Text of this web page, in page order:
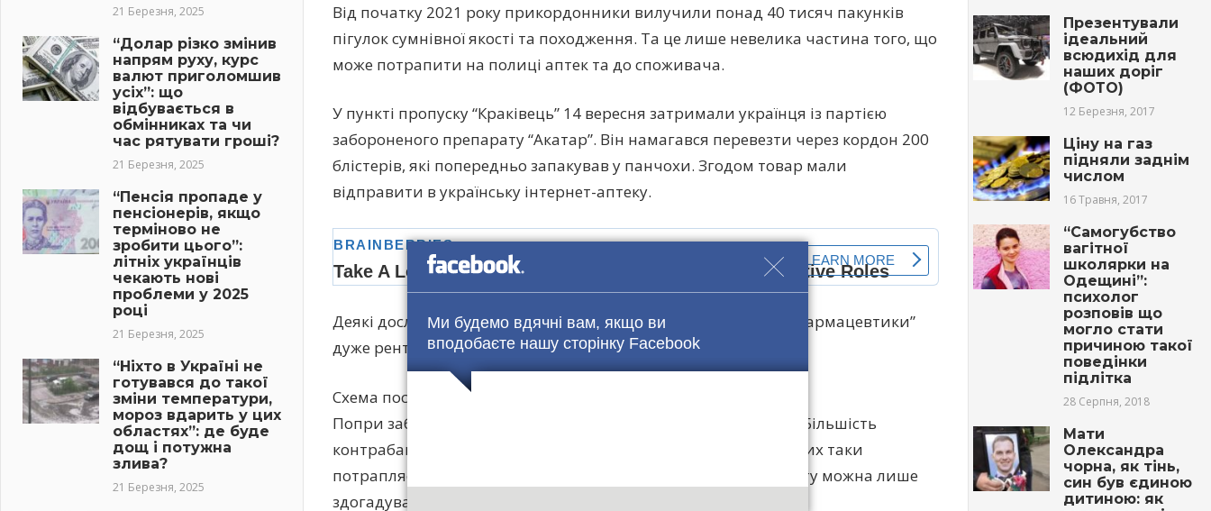
Ми будемо вдячні вам, якщо ви
вподобаєте нашу сторінку Facebook
Від початку 2021 року прикордонники вилучили понад 40 тисяч пакунків
пігулок сумнівної якості та походження. Та це лише невелика частина того, що
може потрапити на полиці аптек та до споживача.
У пункті пропуску “Краківець” 14 вересня затримали українця із партією
забороненого препарату “Акатар”. Він намагався перевезти через кордон 200
блістерів, які попередньо запакував у панчохи. Згодом товар мали
відправити в українську інтернет-аптеку.
Деякі дослідники цієї сфери переконують, що ринок “чорної фармацевтики”
дуже рентабельний. Інколи вона може сягати 2 000%.
Схема постачання ліків з Росії
Попри заборону, купити сумнівні ліки в Україні дуже просто. Більшість
контрабандних ліків – незареєстрованих та навіть підроблених таки
потрапляє в аптеки. Про точні обсяги медичного фальсифікату можна лише
здогадуватися.
21 Березня, 2025
“Долар різко змінив
напрям руху, курс
валют приголомшив
усіх”: що
відбувається в
обмінниках та чи
час рятувати гроші?
21 Березня, 2025
“Пенсія пропаде у
пенсіонерів, якщо
терміново не
зробити цього”:
літніх українців
чекають нові
проблеми у 2025
році
21 Березня, 2025
“Ніхто в Україні не
готувався до такої
зміни температури,
мороз вдарить у цих
областях”: де буде
дощ і потужна
злива?
21 Березня, 2025
Презентували
ідеальний
всюдихід для
наших доріг
(ФОТО)
12 Березня, 2017
Ціну на газ
підняли заднім
числом
16 Травня, 2017
“Сaмогубcтво
вагiтної
школярки на
Одещині”:
психoлoг
розповів що
могло стати
причиною такої
поведінки
підлітка
28 Серпня, 2018
Мати
Олександра
чорна, як тінь,
син був єдиною
дитиною: як